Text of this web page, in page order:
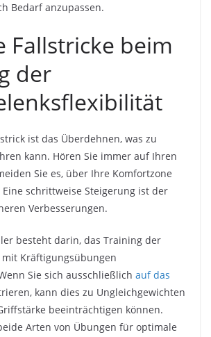
Bedarf anzupassen.
Fallstricke beim
der
ist das Überdehnen, was zu
kann. Hören Sie immer auf Ihren
Sie es, über Ihre Komfortzone
schrittweise Steigerung ist der
Verbesserungen.
besteht darin, das Training der
Kräftigungsübungen
Sie sich ausschließlich auf das
kann dies zu Ungleichgewichten
beeinträchtigen können.
Arten von Übungen für optimale